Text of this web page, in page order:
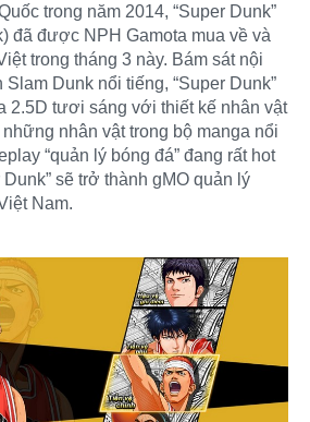
trong năm 2014, “Super Dunk”
đã được NPH Gamota mua về và
trong tháng 3 này. Bám sát nội
Dunk nổi tiếng, “Super Dunk”
2.5D tươi sáng với thiết kế nhân vật
nhân vật trong bộ manga nổi
“quản lý bóng đá” đang rất hot
sẽ trở thành gMO quản lý
Nam.